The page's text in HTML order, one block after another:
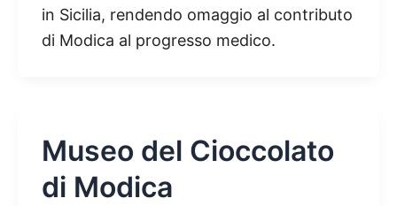
in Sicilia, rendendo omaggio al contributo
di Modica al progresso medico.
Museo del Cioccolato
di Modica